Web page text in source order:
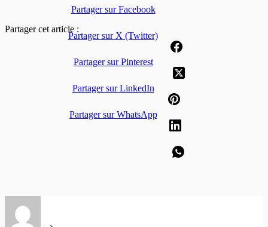
Partager cet article :
Partager sur Facebook
Partager sur X (Twitter)
Partager sur Pinterest
Partager sur LinkedIn
Partager sur WhatsApp